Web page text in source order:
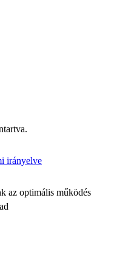
irányelve
az optimális működés